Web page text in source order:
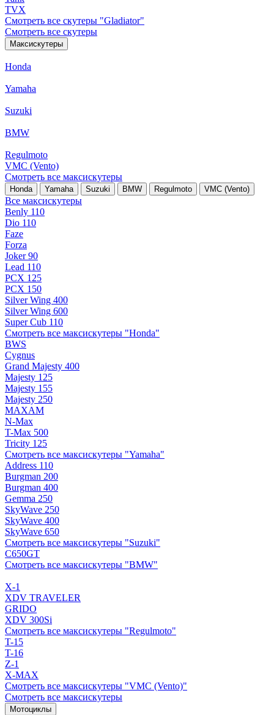
TVX
Смотреть все скутеры "Gladiator"
Смотреть все скутеры
Максискутеры
Honda
Yamaha
Suzuki
BMW
Regulmoto
VMC (Vento)
Смотреть все максискутеры
Honda Yamaha Suzuki BMW Regulmoto VMC (Vento)
Все максискутеры
Benly 110
Dio 110
Faze
Forza
Joker 90
Lead 110
PCX 125
PCX 150
Silver Wing 400
Silver Wing 600
Super Cub 110
Смотреть все максискутеры "Honda"
BWS
Cygnus
Grand Majesty 400
Majesty 125
Majesty 155
Majesty 250
MAXAM
N-Max
T-Max 500
Tricity 125
Смотреть все максискутеры "Yamaha"
Address 110
Burgman 200
Burgman 400
Gemma 250
SkyWave 250
SkyWave 400
SkyWave 650
Смотреть все максискутеры "Suzuki"
C650GT
Смотреть все максискутеры "BMW"
X-1
XDV TRAVELER
GRIDO
XDV 300Si
Смотреть все максискутеры "Regulmoto"
T-15
T-16
Z-1
X-MAX
Смотреть все максискутеры "VMC (Vento)"
Смотреть все максискутеры
Мотоциклы